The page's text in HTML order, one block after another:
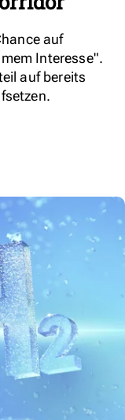
auf
Interesse".
auf bereits